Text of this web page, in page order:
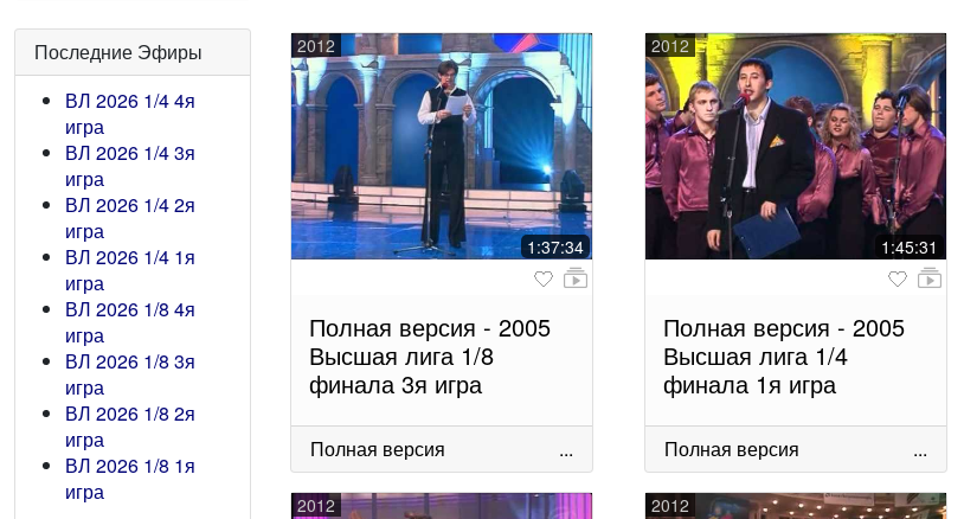
Последние Эфиры
ВЛ 2026 1/4 4я
игра
ВЛ 2026 1/4 3я
игра
ВЛ 2026 1/4 2я
игра
ВЛ 2026 1/4 1я
игра
ВЛ 2026 1/8 4я
игра
ВЛ 2026 1/8 3я
игра
ВЛ 2026 1/8 2я
игра
ВЛ 2026 1/8 1я
игра
2012
1:37:34
Полная версия - 2005
Высшая лига 1/8
финала 3я игра
Полная версия ...
2012
1:45:31
Полная версия - 2005
Высшая лига 1/4
финала 1я игра
Полная версия ...
2012 2012